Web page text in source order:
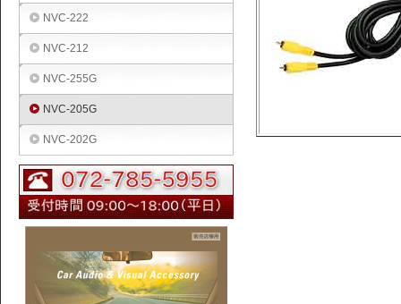
NVC-222
NVC-212
NVC-255G
NVC-205G
NVC-202G